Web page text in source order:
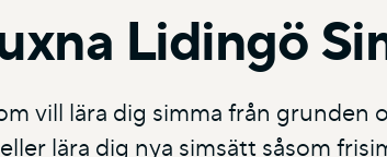
Lidingö
vill lära dig simma från grunden
lära dig nya simsätt såsom